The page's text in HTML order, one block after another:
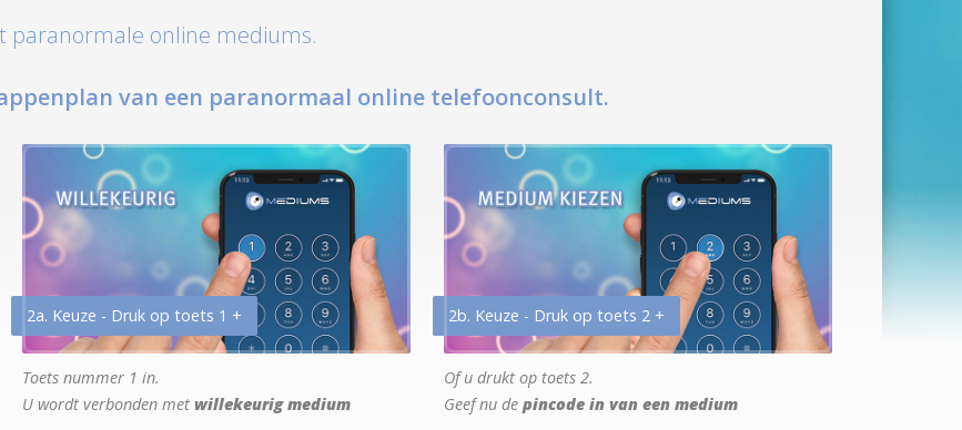
paranormale online mediums.
van een paranormaal online telefoonconsult.
2a. Keuze - Druk op toets 1 +
Toets nummer 1 in.
U wordt verbonden met willekeurig medium
2b. Keuze - Druk op toets 2 +
Of u drukt op toets 2.
Geef nu de pincode in van een medium